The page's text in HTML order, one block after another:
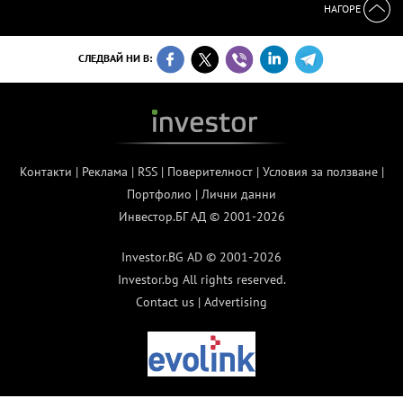
НАГОРЕ
СЛЕДВАЙ НИ В:
Контакти | Реклама | RSS| Поверителност| Условия за ползване|
Портфолио | Лични данни
Инвестор.БГ АД © 2001-2026
Investor.BG AD © 2001-2026
Investor.bg All rights reserved.
Contact us | Advertising